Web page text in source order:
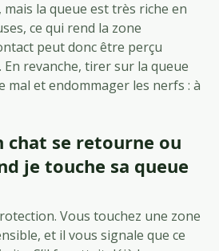
mais la queue est très riche en
ce qui rend la zone
peut donc être perçu
En revanche, tirer sur la queue
mal et endommager les nerfs : à
chat se retourne ou
je touche sa queue
Vous touchez une zone
et il vous signale que ce